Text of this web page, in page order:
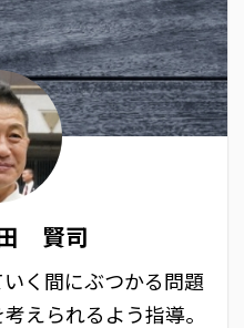
賢司
く間にぶつかる問題
えられるよう指導。